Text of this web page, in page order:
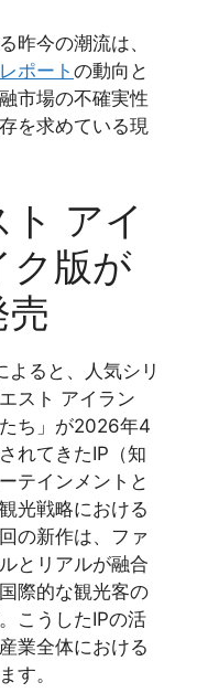
昨今の潮流は、
ポート の動向と
市場の不確実性
を求めている現
ト アイ
ク版が
よると、人気シリ
スト アイラン
ち」が2026年4
れてきたIP（知
テインメントと
光戦略における
の新作は、ファ
とリアルが融合
際的な観光客の
こうしたIPの活
業全体における
す。